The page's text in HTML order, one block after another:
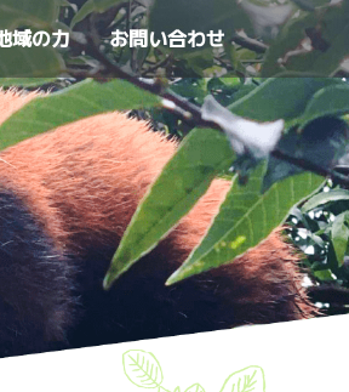
域の力 お問い合わせ